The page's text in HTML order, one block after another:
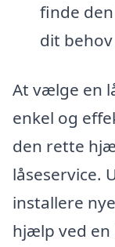
finde
dit
At vælge en
enkel og
den rette
låseservice.
installere
hjælp ved en